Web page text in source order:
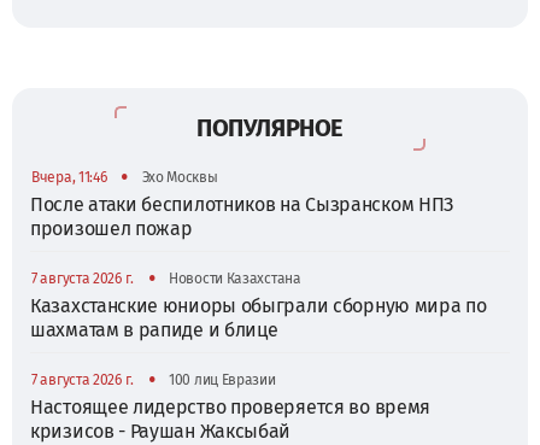
ПОПУЛЯРНОЕ
Вчера, 11:46 • Эхо Москвы
После атаки беспилотников на Сызранском НПЗ
произошел пожар
7 августа 2026 г. • Новости Казахстана
Казахстанские юниоры обыграли сборную мира по
шахматам в рапиде и блице
7 августа 2026 г. • 100 лиц Евразии
Настоящее лидерство проверяется во время
кризисов - Раушан Жаксыбай